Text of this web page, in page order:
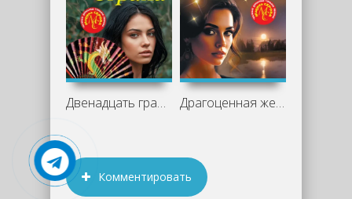
Двенадцать граней страха - Марина Серова Драгоценная жертва - Марина Серова
Комментировать